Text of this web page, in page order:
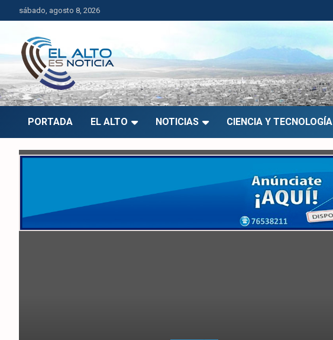
Saltar
al
contenido
sábado, agosto 8, 2026
El Alto es Noticia
Últimas noticias de El Alto, Bolivia y el mundo.
PORTADA EL ALTO NOTICIAS CIENCIA Y TECNOLOGÍA